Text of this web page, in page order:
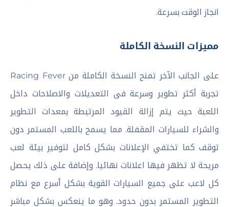
انجاز الوقت بسرعة.
مميزات النسخة الكاملة
على الجانب الآخر تمنح النسخة الكاملة من Racing Fever
تجربة أكثر تطوير وسرعة فى التعديلات والاصلاحات داخل
اللعبة حيث يتم إزالة القيود المرتبطة بمعدات التطوير
والشراء للسيارات المقفلة. مما يسمح باللعب المستمر دون
توقف كما تختفي الإعلانات بشكل كامل لتوفير بيئة لعب
مريحة لا تظهر فيها اعلانات نهائيا. وإضافة على ذلك يحصل
كل لاعب على جميع السيارات القوية بشكل أسرع مع نظام
التطوير المستمر بدون حدود. وهو ما ينعكس بشكل مباشر